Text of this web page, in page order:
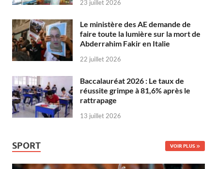
23 juillet 2026
Le ministère des AE demande de
faire toute la lumière sur la mort de
Abderrahim Fakir en Italie
22 juillet 2026
Baccalauréat 2026 : Le taux de
réussite grimpe à 81,6% après le
rattrapage
13 juillet 2026
SPORT VOIR PLUS